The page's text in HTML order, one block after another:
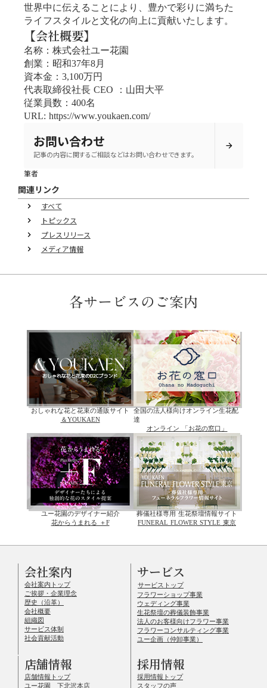
世界中に伝えることにより、豊かで彩りに満ちた
ライフスタイルと文化の向上に貢献いたします。
【会社概要】
名称：株式会社ユー花園
創業：昭和37年8月
資本金：3,100万円
代表取締役社長 CEO ：山田大平
従業員数：400名
URL: https://www.youkaen.com/
お問い合わせ
記事の内容に関するご相談などはお問い合わせできます。
arrow_forward
筆者
関連リンク
keyboard_arrow_right すべて
keyboard_arrow_right トピックス
keyboard_arrow_right プレスリリース
keyboard_arrow_right メディア情報
各サービスのご案内
おしゃれな花と花束の通販サイト
＆YOUKAEN
全国の法人様向けオンライン生花配
達
オンライン 「お花の窓口」
ユー花園のデザイナー紹介
花からうまれる ＋F
葬儀社様専用 生花祭壇情報サイト
FUNERAL FLOWER STYLE 東京
会社案内
会社案内トップ
ご挨拶・企業理念
歴史（沿革）
会社概要
組織図
サービス体制
社会貢献活動
サービス
サービストップ
フラワーショップ事業
ウェディング事業
生花祭壇の葬儀装飾事業
法人のお客様向けフラワー事業
フラワーコンサルティング事業
ユー企画（仲卸事業）
店舗情報
店舗情報トップ
ユー花園 下北沢本店
採用情報
採用情報トップ
スタッフの声